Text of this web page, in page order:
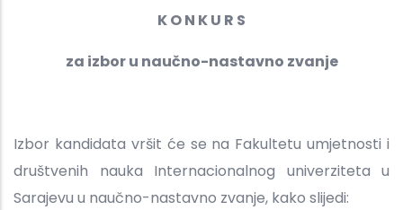
K O N K U R S
za izbor u naučno-nastavno zvanje
Izbor kandidata vršit će se na Fakultetu umjetnosti i
društvenih nauka Internacionalnog univerziteta u
Sarajevu u naučno-nastavno zvanje, kako slijedi: